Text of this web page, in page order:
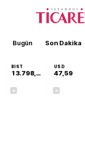
Bugün Son Dakika
BIST
13.798,82
USD
47,59